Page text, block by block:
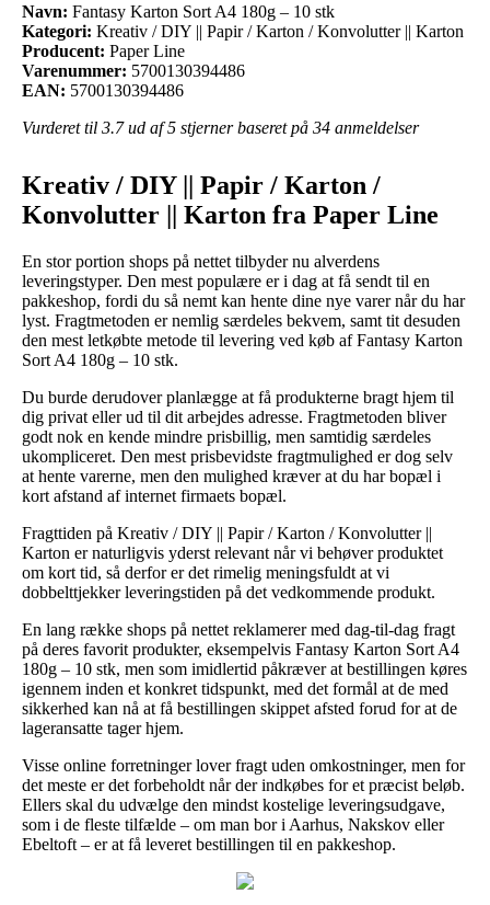
Navn: Fantasy Karton Sort A4 180g – 10 stk
Kategori: Kreativ / DIY || Papir / Karton / Konvolutter || Karton
Producent: Paper Line
Varenummer: 5700130394486
EAN: 5700130394486
Vurderet til 3.7ud af 5 stjerner baseret på 34 anmeldelser
Kreativ / DIY || Papir / Karton /
Konvolutter || Karton fra Paper Line
En stor portion shops på nettet tilbyder nu alverdens
leveringstyper. Den mest populære er i dag at få sendt til en
pakkeshop, fordi du så nemt kan hente dine nye varer når du har
lyst. Fragtmetoden er nemlig særdeles bekvem, samt tit desuden
den mest letkøbte metode til levering ved køb af Fantasy Karton
Sort A4 180g – 10 stk.
Du burde derudover planlægge at få produkterne bragt hjem til
dig privat eller ud til dit arbejdes adresse. Fragtmetoden bliver
godt nok en kende mindre prisbillig, men samtidig særdeles
ukompliceret. Den mest prisbevidste fragtmulighed er dog selv
at hente varerne, men den mulighed kræver at du har bopæl i
kort afstand af internet firmaets bopæl.
Fragttiden på Kreativ / DIY || Papir / Karton / Konvolutter ||
Karton er naturligvis yderst relevant når vi behøver produktet
om kort tid, så derfor er det rimelig meningsfuldt at vi
dobbelttjekker leveringstiden på det vedkommende produkt.
En lang række shops på nettet reklamerer med dag-til-dag fragt
på deres favorit produkter, eksempelvis Fantasy Karton Sort A4
180g – 10 stk, men som imidlertid påkræver at bestillingen køres
igennem inden et konkret tidspunkt, med det formål at de med
sikkerhed kan nå at få bestillingen skippet afsted forud for at de
lageransatte tager hjem.
Visse online forretninger lover fragt uden omkostninger, men for
det meste er det forbeholdt når der indkøbes for et præcist beløb.
Ellers skal du udvælge den mindst kostelige leveringsudgave,
som i de fleste tilfælde – om man bor i Aarhus, Nakskov eller
Ebeltoft – er at få leveret bestillingen til en pakkeshop.